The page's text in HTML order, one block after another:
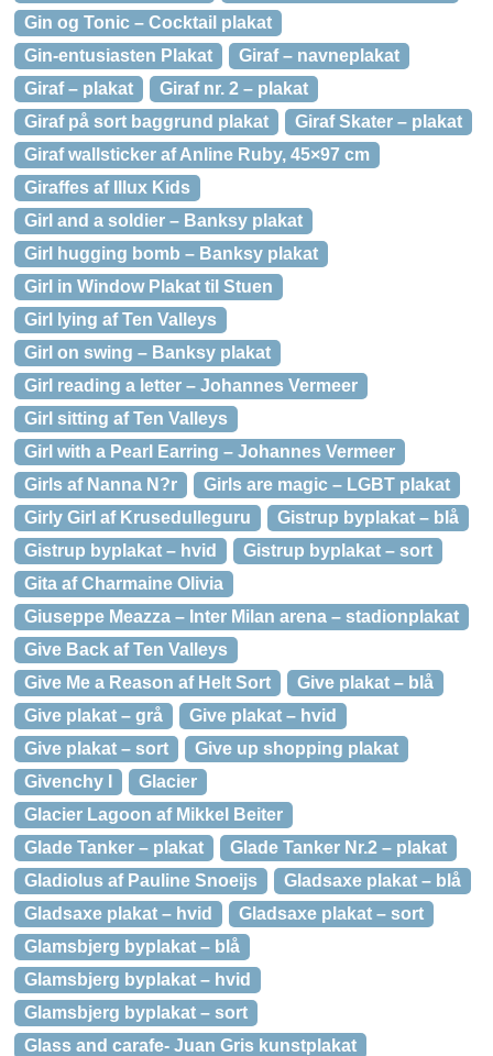
Gin og Tonic – Cocktail plakat
Gin-entusiasten Plakat
Giraf – navneplakat
Giraf – plakat
Giraf nr. 2 – plakat
Giraf på sort baggrund plakat
Giraf Skater – plakat
Giraf wallsticker af Anline Ruby, 45×97 cm
Giraffes af Illux Kids
Girl and a soldier – Banksy plakat
Girl hugging bomb – Banksy plakat
Girl in Window Plakat til Stuen
Girl lying af Ten Valleys
Girl on swing – Banksy plakat
Girl reading a letter – Johannes Vermeer
Girl sitting af Ten Valleys
Girl with a Pearl Earring – Johannes Vermeer
Girls af Nanna N?r
Girls are magic – LGBT plakat
Girly Girl af Krusedulleguru
Gistrup byplakat – blå
Gistrup byplakat – hvid
Gistrup byplakat – sort
Gita af Charmaine Olivia
Giuseppe Meazza – Inter Milan arena – stadionplakat
Give Back af Ten Valleys
Give Me a Reason af Helt Sort
Give plakat – blå
Give plakat – grå
Give plakat – hvid
Give plakat – sort
Give up shopping plakat
Givenchy I
Glacier
Glacier Lagoon af Mikkel Beiter
Glade Tanker – plakat
Glade Tanker Nr.2 – plakat
Gladiolus af Pauline Snoeijs
Gladsaxe plakat – blå
Gladsaxe plakat – hvid
Gladsaxe plakat – sort
Glamsbjerg byplakat – blå
Glamsbjerg byplakat – hvid
Glamsbjerg byplakat – sort
Glass and carafe- Juan Gris kunstplakat